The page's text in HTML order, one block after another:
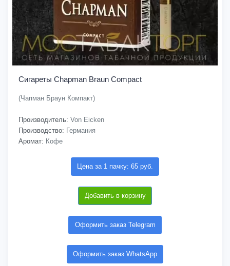
Сигареты Chapman Braun Compact
(Чапман Браун Компакт)
Производитель: Von Eicken
Производство: Германия
Аромат: Кофе
Цена за 1 пачку: 65 руб.
Добавить в корзину
Оформить заказ Telegram
Оформить заказ WhatsApp